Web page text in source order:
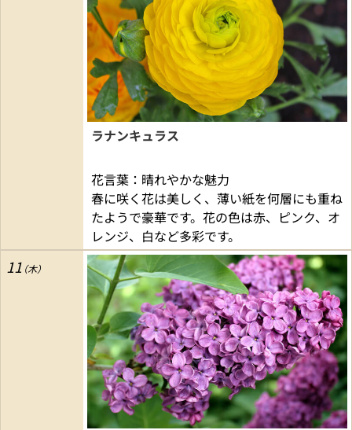
ラナンキュラス
花言葉：晴れやかな魅力
春に咲く花は美しく、薄い紙を何層にも重ね
たようで豪華です。花の色は赤、ピンク、オ
レンジ、白など多彩です。
11